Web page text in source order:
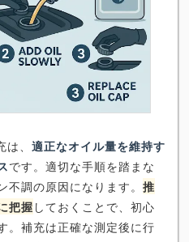
、 適正なオイル量を維持す
です。適切な手順を踏まな
調の原因になります。 推
把握 しておくことで、初心
。補充は正確な測定後に行